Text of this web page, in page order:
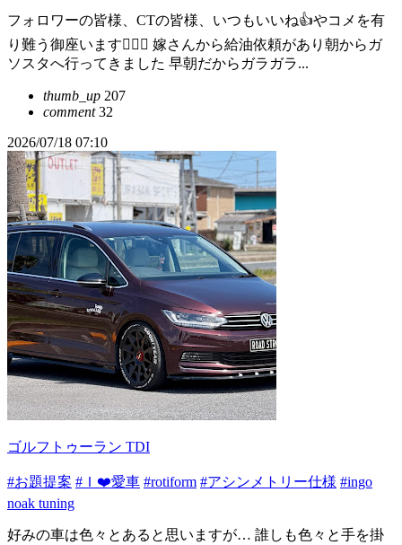
フォロワーの皆様、CTの皆様、いつもいいね👍やコメを有
り難う御座います🙇🏻‍♂ 嫁さんから給油依頼があり朝からガ
ソスタへ行ってきました 早朝だからガラガラ...
thumb_up 207
comment32
2026/07/18 07:10
ゴルフトゥーラン TDI
#お題提案 #Ｉ❤️愛車 #rotiform #アシンメトリー仕様 #ingo
noak tuning
好みの車は色々とあると思いますが… 誰しも色々と手を掛